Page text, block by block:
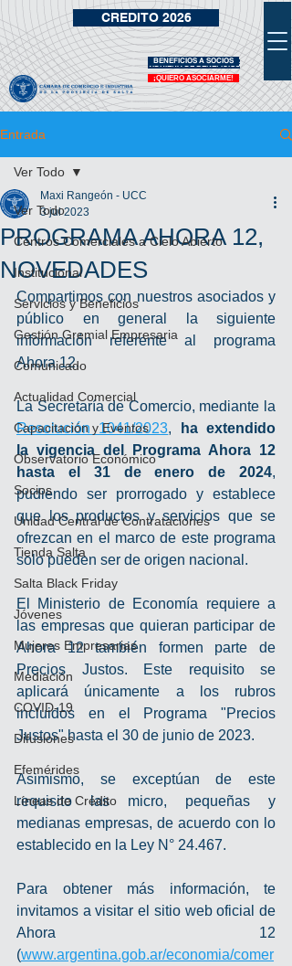
¡QUIERO ASOCIARME!
VIDRIERA DE BENEFICIOS
BENEFICIOS A SOCIOS
CREDITO 2026
Entrada
Ver Todo
Centros Comerciales a Cielo Abierto
Institucional
Servicios y Beneficios
Gestión Gremial Empresaria
Comunicado
Actualidad Comercial
Capacitación y Eventos
Observatorio Económico
Socios
Unidad Central de Contrataciones
Tienda Salta
Salta Black Friday
Jóvenes
Mujeres Empresarias
Mediación
COVID-19
Difusiones
Efemérides
Líneas de Crédito
Ver Todo
PROGRAMA AHORA 12,
NOVEDADES
Maxi Rangeón - UCC
3 jul 2023
Compartimos con nuestros asociados y
público en general la siguiente
información referente al programa
Ahora 12.
Resolución 1041/2023,
ha extendido
la vigencia del Programa Ahora 12
hasta el 31 de enero de 2024,
pudiendo ser prorrogado y establece
que los productos y servicios que se
ofrezcan en el marco de este programa
solo pueden ser de origen nacional.
El Ministerio de Economía requiere a
las empresas que quieran participar de
Ahora 12 también formen parte de
Precios Justos. Este requisito se
aplicará únicamente a los rubros
incluidos en el Programa "Precios
Justos" hasta el 30 de junio de 2023.
Asimismo, se exceptúan de este
requisito las micro, pequeñas y
medianas empresas, de acuerdo con lo
establecido en la Ley N° 24.467.
Para obtener más información, te
invitamos a visitar el sitio web oficial de
Ahora 12
(www.argentina.gob.ar/economia/comer